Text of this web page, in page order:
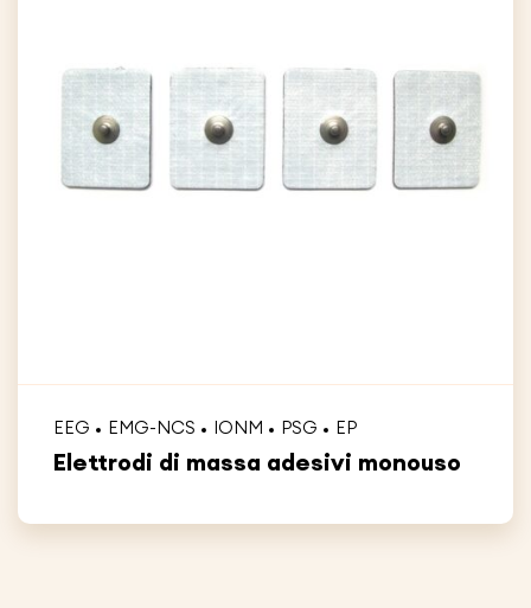
EEG EMG-NCS IONM PSG EP
Elettrodi di massa adesivi monouso